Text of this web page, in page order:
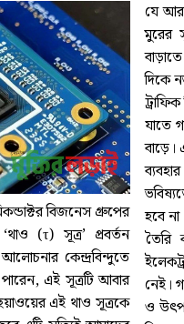
বিজনেস গ্রুপের
(τ) সূত্র’ প্রবর্তন
কেন্দ্রবিন্দুতে
এই সূত্রটি আবার
এই থাও সূত্রকে
যে আর
মুরের
দিকে
যাতে
বাড়ে।
হবে
তৈরি
নেই।
ও